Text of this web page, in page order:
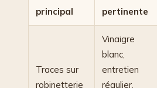
principal
pertinente
Traces sur
robinetterie
Vinaigre
blanc,
entretien
régulier,